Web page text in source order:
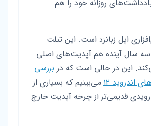
یادداشت‌های روزانه خود را هم
اپل زبانزد است. این تبلت
سه سال آینده هم آپدیت‌های اصلی
این در حالی است که در بررسی
اندروید ۱۲
می‌بینیم که بسیاری از
قدیمی‌تر از چرخه آپدیت خارج